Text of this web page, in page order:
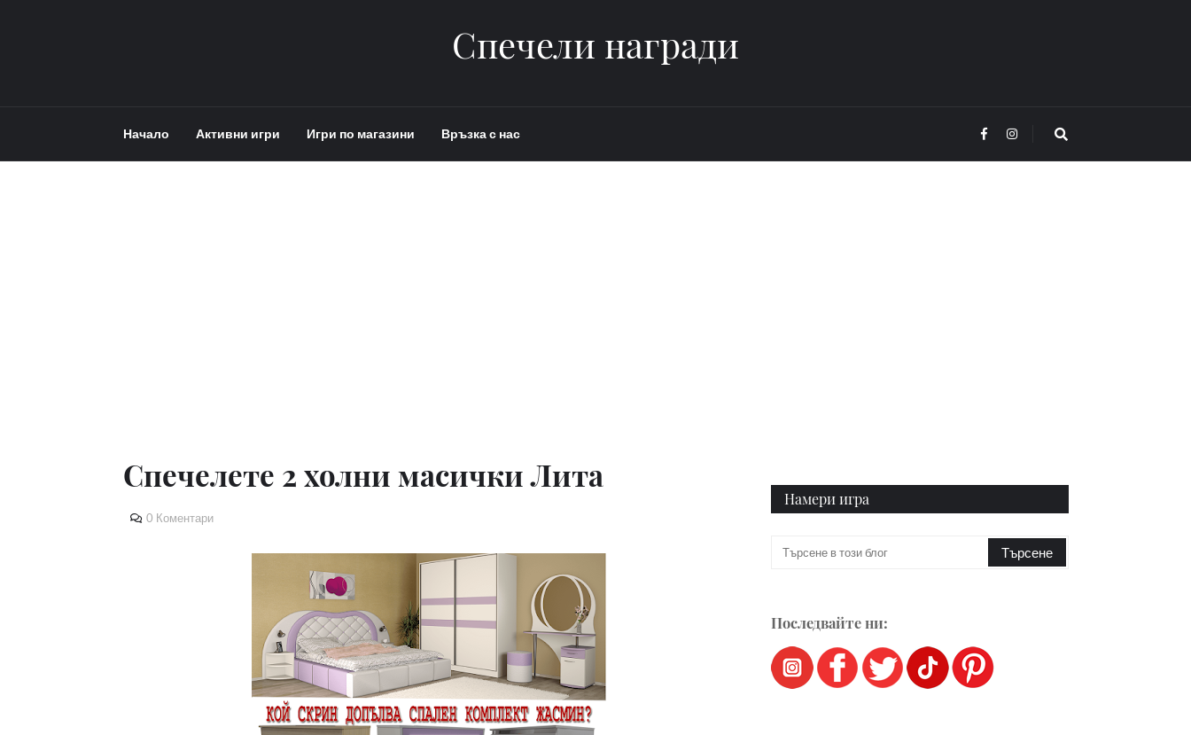
Спечели награди
Начало Активни игри Игри по магазини Връзка с нас
Спечелете 2 холни масички Лита
0 Коментари
Намери игра
Последвайте ни: